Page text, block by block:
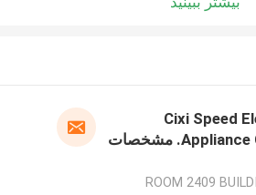
Cixi Speed
Appliance Co., Ltd. مشخصات
ROOM 2409